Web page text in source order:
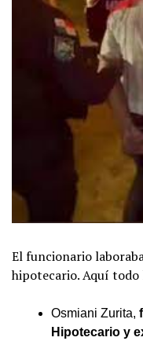
El funcionario
hipotecario. Aquí todo
Osmiani Zurita,
Hipotecario y